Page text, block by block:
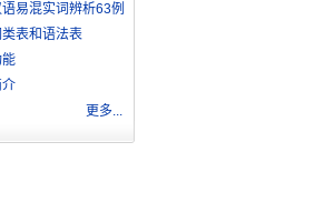
易混实词辨析63例
表和语法表
更多...